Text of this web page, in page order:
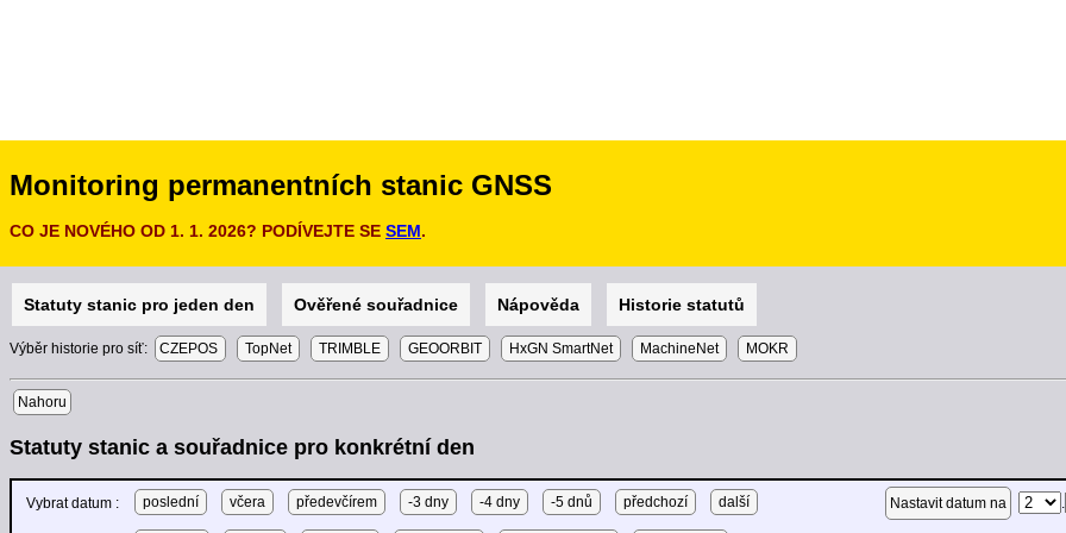
Monitoring permanentních stanic GNSS
CO JE NOVÉHO OD 1. 1. 2026? PODÍVEJTE SE SEM.
Statuty stanic pro jeden den Ověřené souřadnice Nápověda Historie statutů
Výběr historie pro síť: CZEPOS TopNet TRIMBLE GEOORBIT HxGN SmartNet MachineNet MOKR
Nahoru
Statuty stanic a souřadnice pro konkrétní den
Vybrat datum : poslední včera předevčírem -3 dny -4 dny -5 dnů předchozí další .